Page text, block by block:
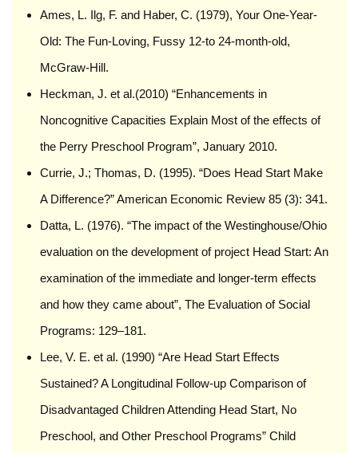
Ames, L. Ilg, F. and Haber, C. (1979), Your One-Year-
Old: The Fun-Loving, Fussy 12-to 24-month-old,
McGraw-Hill.
Heckman, J. et al.(2010) “Enhancements in
Noncognitive Capacities Explain Most of the effects of
the Perry Preschool Program”, January 2010.
Currie, J.; Thomas, D. (1995). “Does Head Start Make
A Difference?” American Economic Review 85 (3): 341.
Datta, L. (1976). “The impact of the Westinghouse/Ohio
evaluation on the development of project Head Start: An
examination of the immediate and longer-term effects
and how they came about”, The Evaluation of Social
Programs: 129–181.
Lee, V. E. et al. (1990) “Are Head Start Effects
Sustained? A Longitudinal Follow-up Comparison of
Disadvantaged Children Attending Head Start, No
Preschool, and Other Preschool Programs” Child